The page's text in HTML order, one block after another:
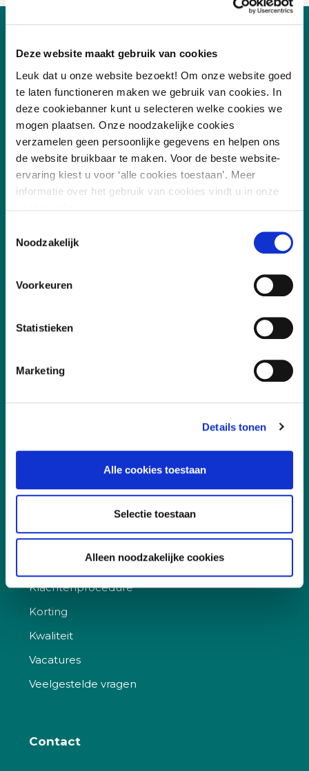
Deze website maakt gebruik van cookies
Leuk dat u onze website bezoekt! Om onze website goed
te laten functioneren maken we gebruik van cookies. In
deze cookiebanner kunt u selecteren welke cookies we
mogen plaatsen. Onze noodzakelijke cookies
verzamelen geen persoonlijke gegevens en helpen ons
de website bruikbaar te maken. Voor de beste website-
ervaring kiest u voor ‘alle cookies toestaan’. Meer
informatie over het gebruik van cookies vindt u in onze
Noodzakelijk
Voorkeuren
Statistieken
Marketing
Details tonen
Alle cookies toestaan
Selectie toestaan
Alleen noodzakelijke cookies
255 reviews
Digitalisering
Sociaal
Snel naar
Aanmelden, deelname en annuleren
Certificering
Docent worden
Klachtenprocedure
Korting
Kwaliteit
Vacatures
Veelgestelde vragen
Contact